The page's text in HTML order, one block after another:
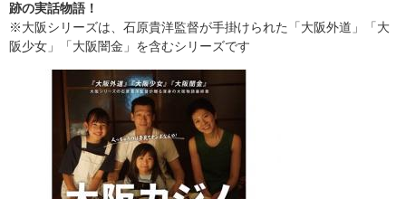
跡の実話物語！
※大阪シリーズは、石原貴洋監督が手掛けられた「大阪外道」「大
阪少女」「大阪闇金」を含むシリーズです